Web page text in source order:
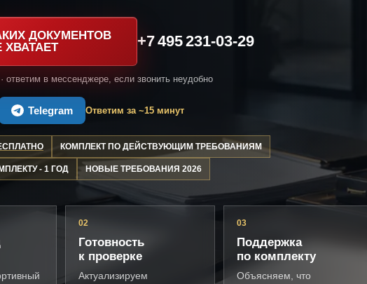
ДОКУМЕНТОВ
ХВАТАЕТ
+7 495 231-03-29
ответим в мессенджере, если звонить неудобно
Telegram Ответим за ~15 минут
КОМПЛЕКТ ПО ДЕЙСТВУЮЩИМ ТРЕБОВАНИЯМ
- 1 ГОД НОВЫЕ ТРЕБОВАНИЯ 2026
02
Готовность
к проверке
Актуализируем
03
Поддержка
по комплекту
Объясняем, что